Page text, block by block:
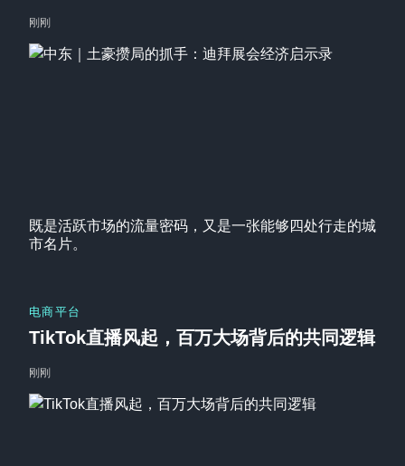
既是活跃市场的流量密码，又是一张能够四处行走的城
市名片。
刚刚
电商平台
TikTok直播风起，百万大场背后的共同逻辑
刚刚